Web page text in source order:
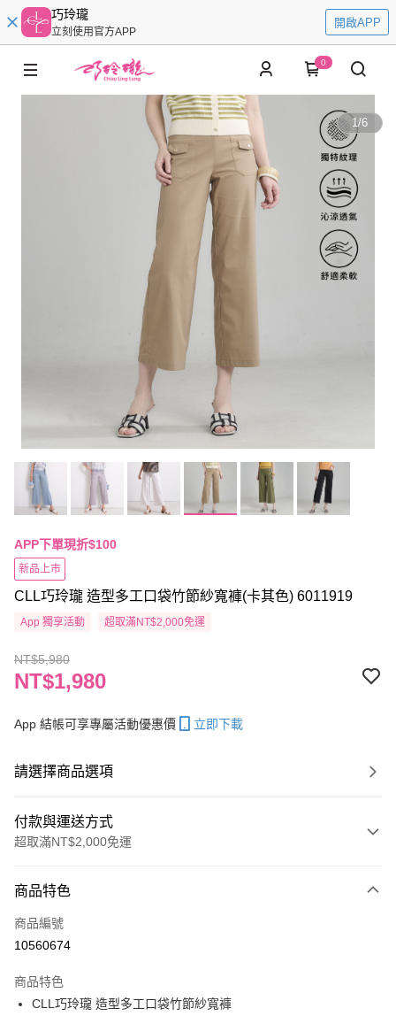
巧玲瓏
立刻使用官方APP
開啟APP
0
1/6
APP下單現折$100
新品上市
CLL巧玲瓏 造型多工口袋竹節紗寬褲(卡其色) 6011919
App 獨享活動 超取滿NT$2,000免運
NT$5,980
NT$1,980
App 結帳可享專屬活動優惠價 立即下載
請選擇商品選項
付款與運送方式
超取滿NT$2,000免運
信用卡一次付款
信用卡分期付款
合作金庫商業銀行
華南商業銀行
彰化商業銀行
超商取貨付款
商品特色
商品編號
10560674
商品特色
CLL巧玲瓏 造型多工口袋竹節紗寬褲